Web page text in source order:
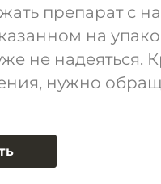
препарат с
на
не надеяться.
нужно